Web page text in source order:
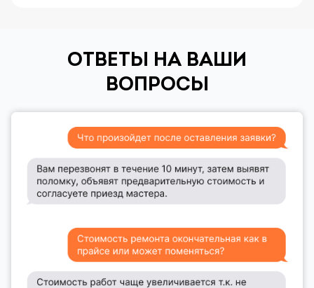
ОТВЕТЫ НА ВАШИ
ВОПРОСЫ